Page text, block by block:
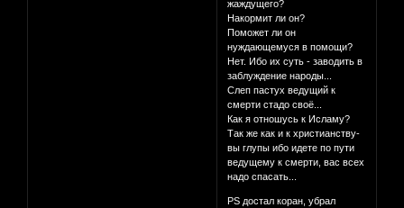
жаждущего?
Накормит ли он?
Поможет ли он
нуждающемуся в помощи?
Нет. Ибо их суть - заводить в
заблуждение народы...
Слеп пастух ведущий к
смерти стадо своё...
Как я отношусь к Исламу?
Так же как и к христианству-
вы глупы ибо идете по пути
ведущему к смерти, вас всех
надо спасать...
PS достал коран, убрал